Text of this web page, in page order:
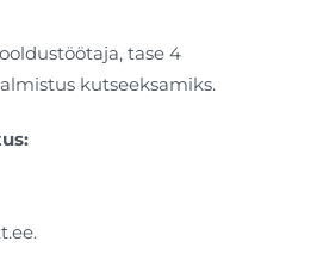
tase 4
kutseeksamiks.